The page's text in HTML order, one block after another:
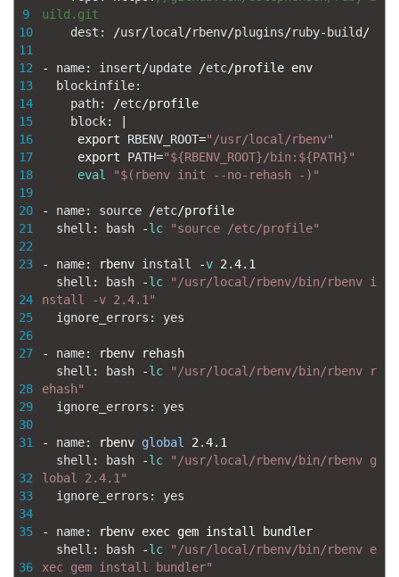
9
10
11
12
13
14
15
16
17
18
19
20
21
22
23
24
25
26
27
28
29
30
31
32
33
34
35
36
uild.git
dest : /usr/local /rbenv/plugins/ruby- build /
- name: insert/update /etc/profile env
blockinfile:
path: /etc/profile
block:
export RBENV_ROOT="/usr/local/rbenv"
export PATH="${RBENV_ROOT}/bin:${PATH}"
eval
"$(rbenv init --no-rehash -)"
- name: source /etc/profile
shell : bash -lc "source /etc/profile"
- name: rbenv install -v 2.4.1
shell : bash -lc
"/usr/local/rbenv/bin/rbenv i
nstall -v 2.4.1"
ignore_errors : yes
- name: rbenv
rehash
shell : bash -lc
"/usr/local/rbenv/bin/rbenv r
ehash"
ignore_errors : yes
- name: rbenv global
2.4.1
shell : bash -lc
"/usr/local/rbenv/bin/rbenv g
lobal 2.4.1"
ignore_errors : yes
- name: rbenv exec gem install
bundler
shell : bash -lc
"/usr/local/rbenv/bin/rbenv e
xec gem install bundler"